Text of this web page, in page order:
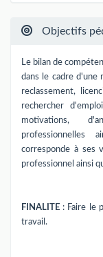
Objectifs
Le bilan de
dans le cadre d'une
reclassement,
rechercher
motivations,
professionnelles
corresponde à ses
professionnel ainsi
FINALITE : Faire le
travail.